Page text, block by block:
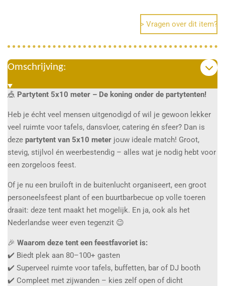
> Vragen over dit item?
Omschrijving:
🎪 Partytent 5x10 meter – De koning onder de partytenten!
Heb je écht veel mensen uitgenodigd of wil je gewoon lekker
veel ruimte voor tafels, dansvloer, catering én sfeer? Dan is
deze partytent van 5x10 meter jouw ideale match! Groot,
stevig, stijlvol én weerbestendig – alles wat je nodig hebt voor
een zorgeloos feest.
Of je nu een bruiloft in de buitenlucht organiseert, een groot
personeelsfeest plant of een buurtbarbecue op volle toeren
draait: deze tent maakt het mogelijk. En ja, ook als het
Nederlandse weer even tegenzit 😉
🎉 Waarom deze tent een feestfavoriet is:
✔️ Biedt plek aan 80–100+ gasten
✔️ Superveel ruimte voor tafels, buffetten, bar of DJ booth
✔️ Compleet met zijwanden – kies zelf open of dicht